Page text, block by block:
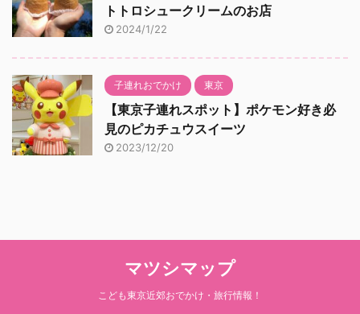
トトロシュークリームのお店
2024/1/22
子連れおでかけ 東京
【東京子連れスポット】ポケモン好き必
見のピカチュウスイーツ
2023/12/20
マツシマップ
こども東京近郊おでかけ・旅行情報！